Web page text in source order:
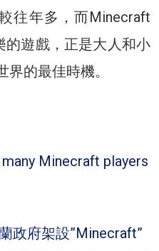
往年多，而Minecraft
的遊戲，正是大人和小
的最佳時機。
many Minecraft players
蘭政府架設”Minecraft”